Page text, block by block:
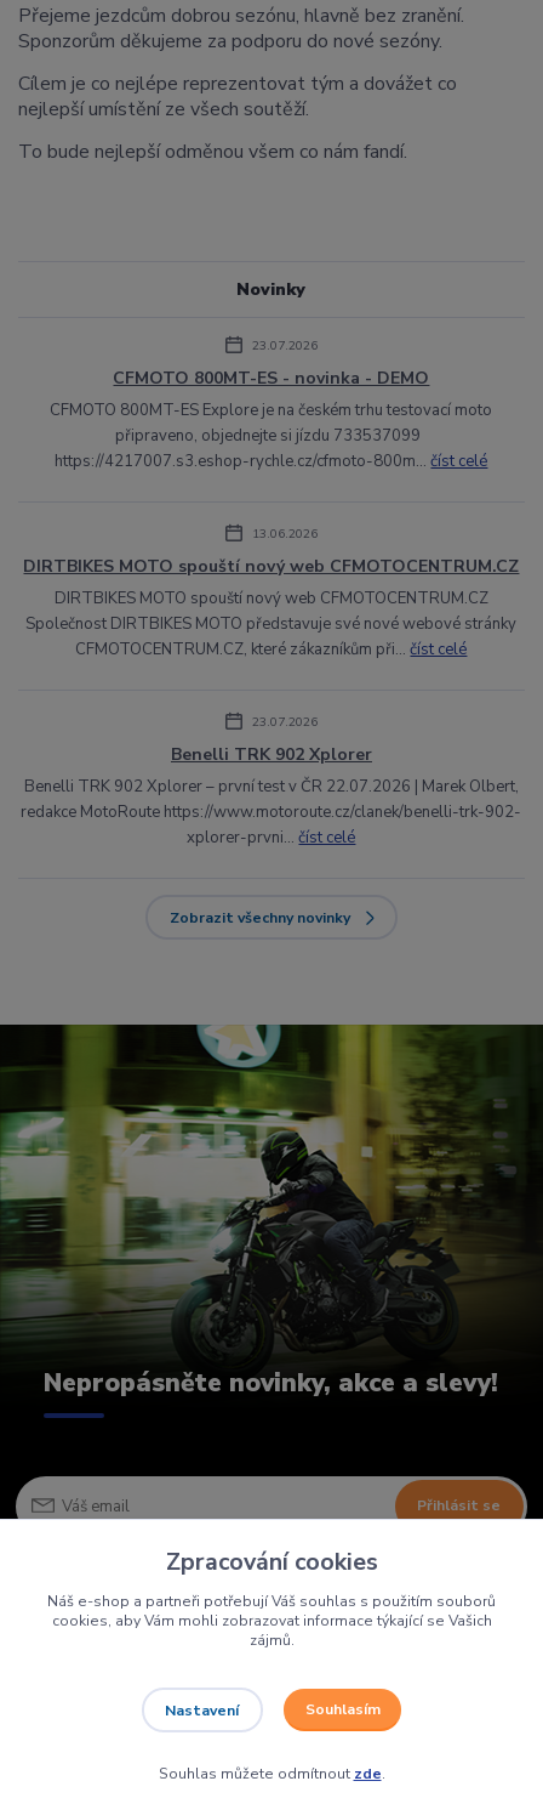
Novinky
23.07.2026
CFMOTO 800MT-ES - novinka - DEMO
CFMOTO 800MT-ES Explore je na českém trhu testovací moto
připraveno, objednejte si jízdu 733537099
https://4217007.s3.eshop-rychle.cz/cfmoto-800m...číst celé
13.06.2026
DIRTBIKES MOTO spouští nový web CFMOTOCENTRUM.CZ
DIRTBIKES MOTO spouští nový web CFMOTOCENTRUM.CZ
Společnost DIRTBIKES MOTO představuje své nové webové stránky
CFMOTOCENTRUM.CZ, které zákazníkům při...číst celé
23.07.2026
Benelli TRK 902 Xplorer
Benelli TRK 902 Xplorer – první test v ČR 22.07.2026 | Marek Olbert,
redakce MotoRoute https://www.motoroute.cz/clanek/benelli-trk-902-
xplorer-prvni...číst celé
Zobrazit všechny novinky
Přejeme jezdcům dobrou sezónu, hlavně bez zranění.
Sponzorům děkujeme za podporu do nové sezóny.
Cílem je co nejlépe reprezentovat tým a dovážet co
nejlepší umístění ze všech soutěží.
To bude nejlepší odměnou všem co nám fandí.
Nepropásněte novinky, akce a slevy!
Přihlásit se
newsletteru.
Zpracování cookies
Náš e-shop a partneři potřebují Váš souhlas s použitím souborů
cookies, aby Vám mohli zobrazovat informace týkající se Vašich
zájmů.
Nastavení Souhlasím
Souhlas můžete odmítnout zde.